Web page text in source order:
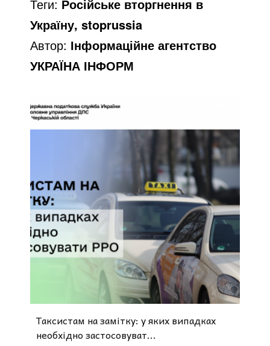
Теги: Російське вторгнення в
Україну, stoprussia
Автор: Інформаційне агентство
УКРАЇНА ІНФОРМ
Таксистам на замітку: у яких випадках
необхідно застосовуват...